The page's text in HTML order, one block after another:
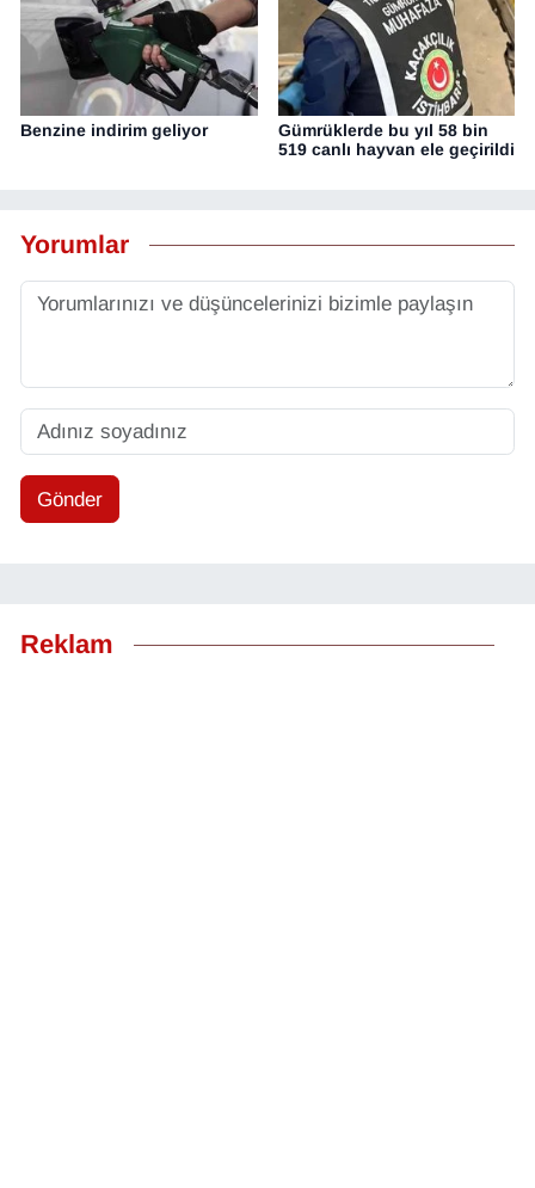
Benzine indirim geliyor
Gümrüklerde bu yıl 58 bin
519 canlı hayvan ele geçirildi
Yorumlar
Gönder
Reklam